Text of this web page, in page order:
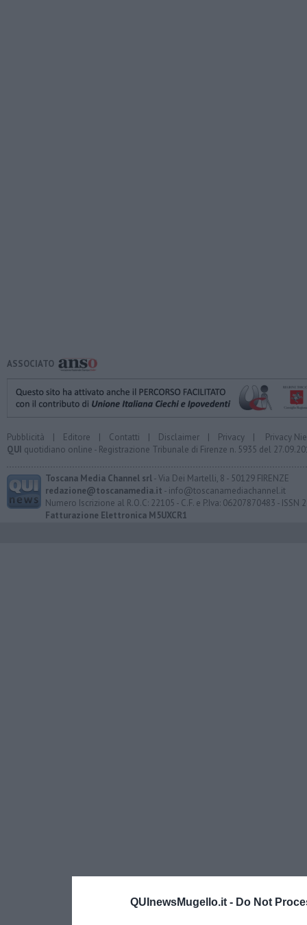
QUInewsMugello.it - Do Not
ASSOCIATO
Pubblicità | Editore | Contatti | Disclaimer | Privacy | Privacy
QUI quotidiano online - Registrazione Tribunale di Firenze n. 5935 del
Toscana Media Channel srl- Via Dei Martelli, 8 - 50129 FIRENZE
redazione@toscanamedia.it - info@toscanamediachannel.it
Numero Iscrizione al R.O.C: 22105 - C.F. e P.Iva: 06207870483 - ISSN
Fatturazione Elettronica M5UXCR1